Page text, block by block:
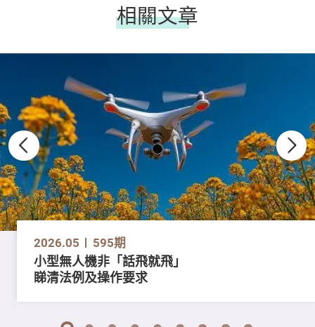
相關文章
2026.05 595期
小型無人機非「話飛就飛」
睇清法例及操作要求